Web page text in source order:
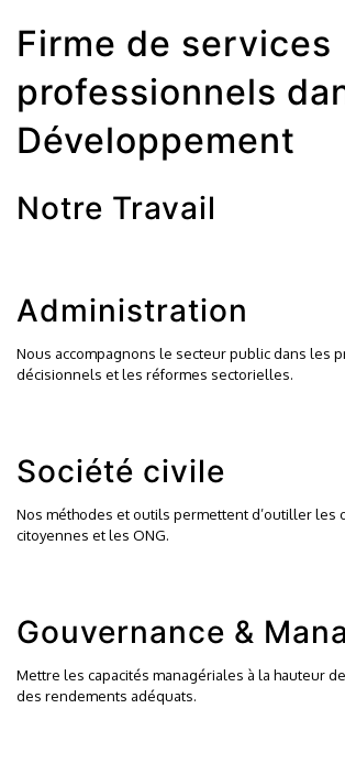
Firme de services
professionnels
Développement
Notre Travail
Administration
Nous accompagnons le secteur public dans les
décisionnels et les réformes sectorielles.
Société civile
Nos méthodes et outils permettent d’outiller les
citoyennes et les ONG.
Gouvernance &
Mettre les capacités managériales à la hauteur
des rendements adéquats.